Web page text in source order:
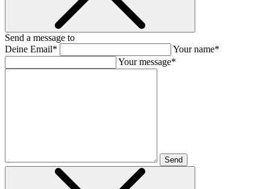
Send a message to
Deine Email*
Your name*
Your message*
Send